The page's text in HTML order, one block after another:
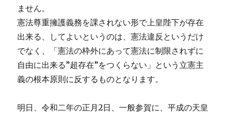
ません。
憲法尊重擁護義務を課されない形で上皇陛下が存在
出来る、してよいというのは、憲法違反というだけ
でなく、「憲法の枠外にあって憲法に制限されずに
自由に出来る”超存在”をつくらない」という立憲主
義の根本原則に反するものとなります。
明日、令和二年の正月2日、一般参賀に、平成の天皇